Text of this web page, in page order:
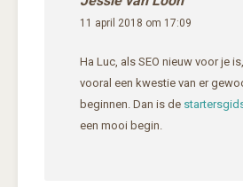
11 april 2018 om 17:09
Ha Luc, als SEO nieuw voor je
vooral een kwestie van er
beginnen. Dan is de
een mooi begin.